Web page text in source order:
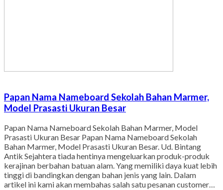
Papan Nama Nameboard Sekolah Bahan Marmer,
Model Prasasti Ukuran Besar
Papan Nama Nameboard Sekolah Bahan Marmer, Model
Prasasti Ukuran Besar Papan Nama Nameboard Sekolah
Bahan Marmer, Model Prasasti Ukuran Besar. Ud. Bintang
Antik Sejahtera tiada hentinya mengeluarkan produk-produk
kerajinan berbahan batuan alam. Yang memiliki daya kuat lebih
tinggi di bandingkan dengan bahan jenis yang lain. Dalam
artikel ini kami akan membahas salah satu pesanan customer…